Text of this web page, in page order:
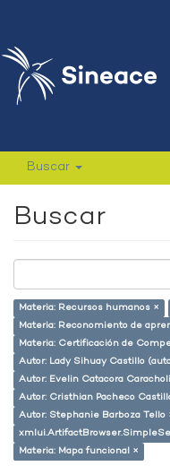
Buscar
Buscar
Materia: Recursos humanos ×
Materia: Reconomiento de
Materia: Certificación de
Autor: Lady Sihuay Castillo
Autor: Evelin Catacora
Autor: Cristhian Pacheco
Autor: Stephanie Barboza Tello
Materia: Mapa funcional ×